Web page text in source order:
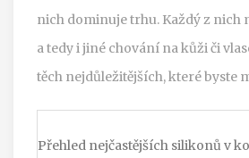
nich dominuje trhu. Každý z nich
a tedy i jiné chování na kůži či
těch nejdůležitějších, které byste
Přehled nejčastějších silikonů v